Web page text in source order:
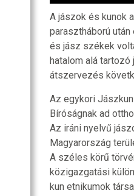
A jászok és kunok
parasztháború
és jász székek
hatalom alá
átszervezés
Az egykori
Bíróságnak ad
Az iráni nyelvű
Magyarország
A széles körű
közigazgatási
kun etnikumok